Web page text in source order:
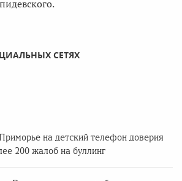
СЕТЯХ
на детский телефон доверия
200 жалоб на буллинг